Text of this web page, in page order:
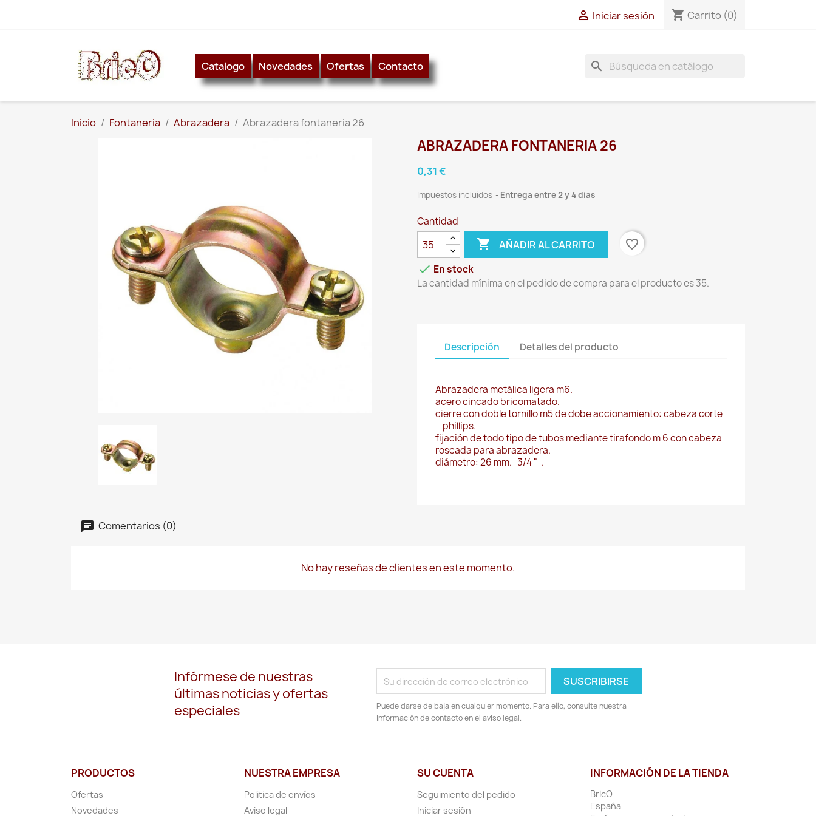
 Iniciar sesión shopping_cart Carrito (0)
Catalogo Novedades Ofertas Contacto search
Inicio Fontaneria Abrazadera Abrazadera fontaneria 26
ABRAZADERA FONTANERIA 26
0,31 €
Impuestos incluidos Entrega entre 2 y 4 dias
Cantidad
 AÑADIR AL CARRITO
favorite_border
 En stock
La cantidad mínima en el pedido de compra para el producto es 35.
Descripción Detalles del producto
Abrazadera metálica ligera m6.
acero cincado bricomatado.
cierre con doble tornillo m5 de dobe accionamiento: cabeza corte
+ phillips.
fijación de todo tipo de tubos mediante tirafondo m 6 con cabeza
roscada para abrazadera.
diámetro: 26 mm. -3/4 "-.
Comentarios (0)
No hay reseñas de clientes en este momento.
Infórmese de nuestras
últimas noticias y ofertas
especiales
Puede darse de baja en cualquier momento. Para ello, consulte nuestra
información de contacto en el aviso legal.
PRODUCTOS
Ofertas
Novedades
NUESTRA EMPRESA
Politica de envíos
Aviso legal
SU CUENTA
Seguimiento del pedido
Iniciar sesión
INFORMACIÓN DE LA TIENDA
BricO
España